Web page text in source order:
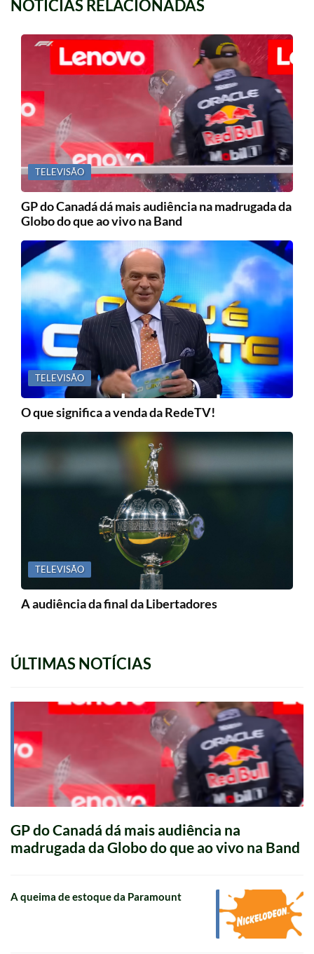
NOTICIAS RELACIONADAS
TELEVISÃO
GP do Canadá dá mais audiência na madrugada da
Globo do que ao vivo na Band
TELEVISÃO
O que significa a venda da RedeTV!
TELEVISÃO
A audiência da final da Libertadores
ÚLTIMAS NOTÍCIAS
GP do Canadá dá mais audiência na
madrugada da Globo do que ao vivo na Band
A queima de estoque da Paramount